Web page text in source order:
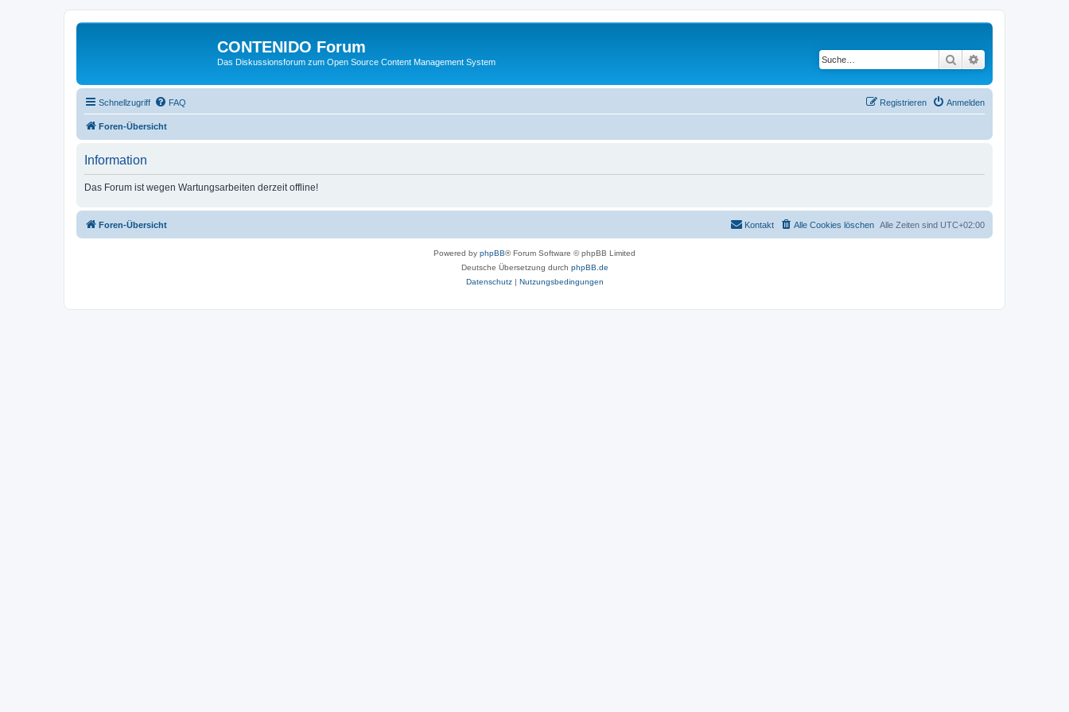
CONTENIDO Forum
Das Diskussionsforum zum Open Source Content Management System Suche
Schnellzugriff FAQ Anmelden
Registrieren
Foren-Übersicht
Information
Das Forum ist wegen Wartungsarbeiten derzeit offline!
Foren-Übersicht Alle Zeiten sind UTC+02:00
Alle Cookies löschen
Kontakt
Powered by phpBB® Forum Software © phpBB Limited
Deutsche Übersetzung durch phpBB.de
Datenschutz| Nutzungsbedingungen